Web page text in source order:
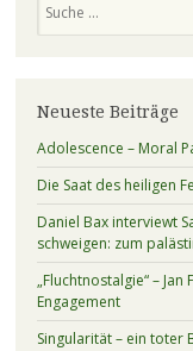
Neueste Beiträge
Adolescence – Moral
Die Saat des heiligen
Daniel Bax interviewt
schweigen: zum
„Fluchtnostalgie“ –
Engagement
Singularität – ein toter